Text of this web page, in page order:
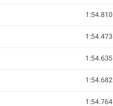
1:54.810
1:54.473
1:54.635
1:54.682
1:54.764